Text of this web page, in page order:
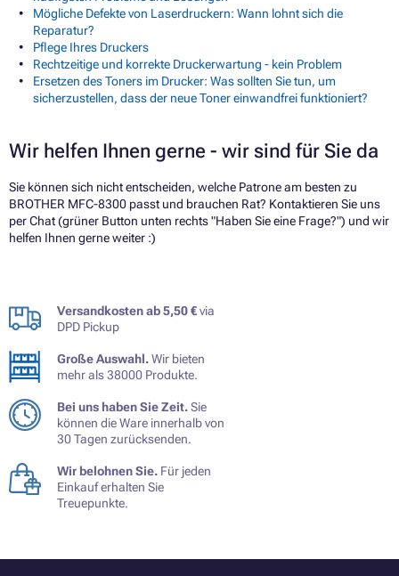
Mögliche Defekte von Laserdruckern: Wann lohnt sich die
Reparatur?
Pflege Ihres Druckers
Rechtzeitige und korrekte Druckerwartung - kein Problem
Ersetzen des Toners im Drucker: Was sollten Sie tun, um
sicherzustellen, dass der neue Toner einwandfrei funktioniert?
Wir helfen Ihnen gerne - wir sind für Sie da
Sie können sich nicht entscheiden, welche Patrone am besten zu
BROTHER MFC-8300 passt und brauchen Rat? Kontaktieren Sie uns
per Chat (grüner Button unten rechts "Haben Sie eine Frage?") und wir
helfen Ihnen gerne weiter :)
Versandkosten ab 5,50 €via
DPD Pickup
Große Auswahl.Wir bieten
mehr als 38000 Produkte.
Bei uns haben Sie Zeit.Sie
können die Ware innerhalb von
30 Tagen zurücksenden.
Wir belohnen Sie. Für jeden
Einkauf erhalten Sie
Treuepunkte.